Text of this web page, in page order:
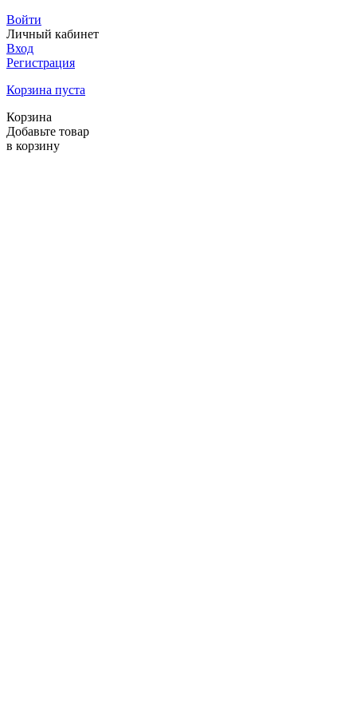
Войти
Личный кабинет
Вход
Регистрация
Корзина пуста
Корзина
Добавьте товар
в корзину